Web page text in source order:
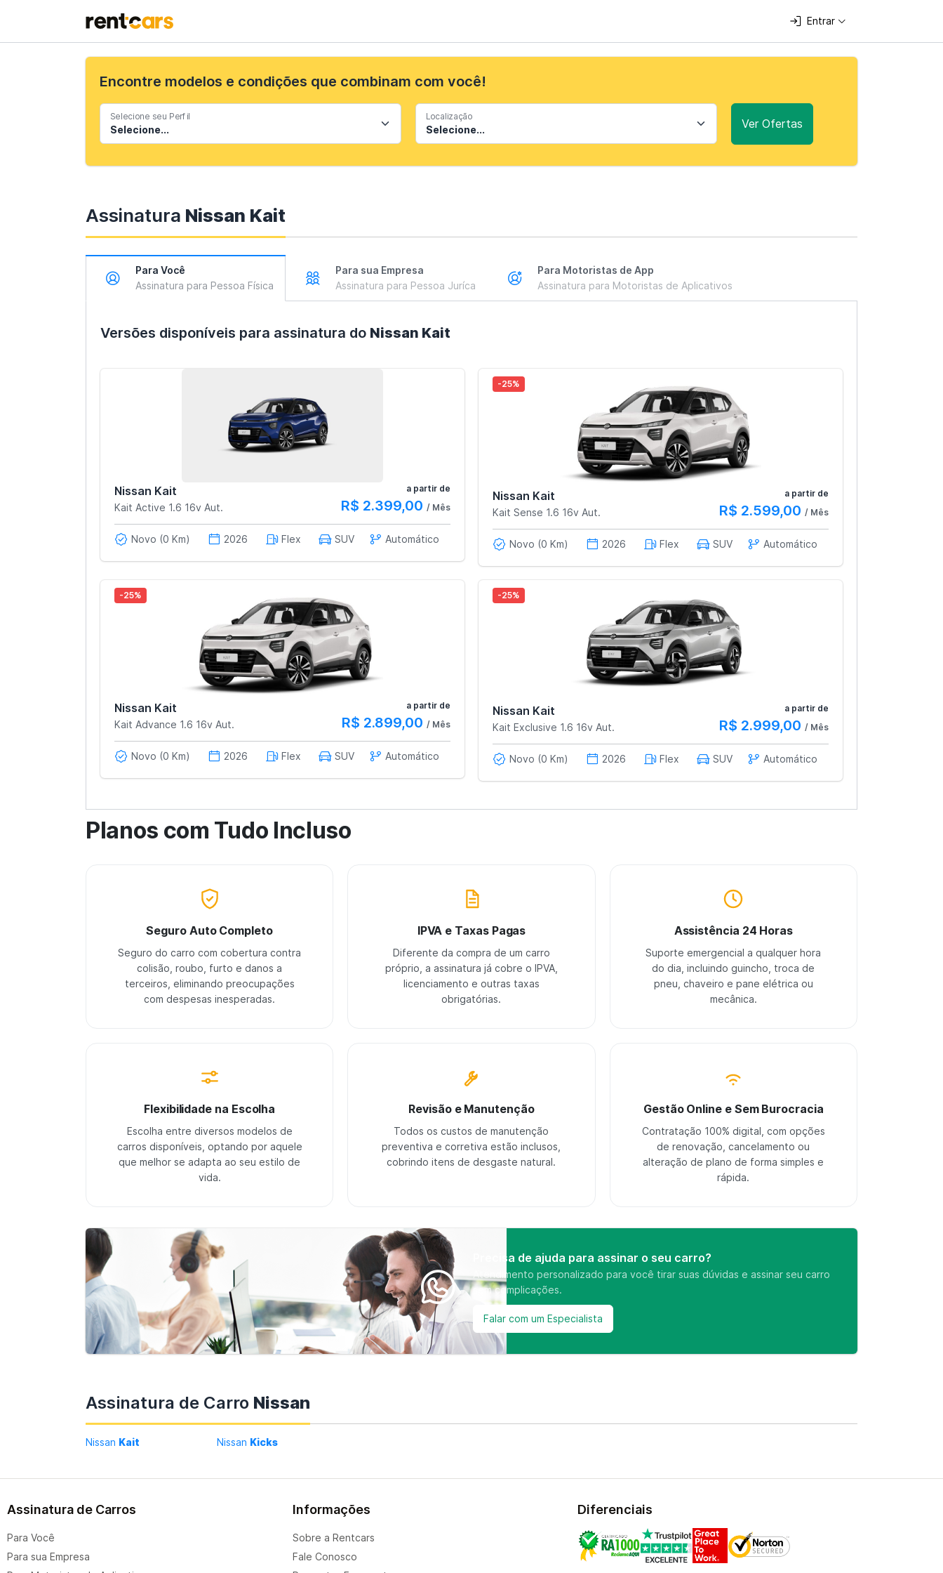
Entrar
Encontre modelos e condições que combinam com você!
Selecione seu Perfil Localização
Ver Ofertas
Assinatura Nissan Kait
Para Você
Assinatura para Pessoa Física
Para sua Empresa
Assinatura para Pessoa Juríca
Para Motoristas de App
Assinatura para Motoristas de Aplicativos
Versões disponíveis para assinatura do Nissan Kait
Nissan Kait
Kait Active 1.6 16v Aut.
a partir de
R$ 2.399,00 / Mês
Novo (0 Km) 2026 Flex SUV Automático
-25%
Nissan Kait
Kait Sense 1.6 16v Aut.
a partir de
R$ 2.599,00 / Mês
Novo (0 Km) 2026 Flex SUV Automático
-25%
Nissan Kait
Kait Advance 1.6 16v Aut.
a partir de
R$ 2.899,00 / Mês
Novo (0 Km) 2026 Flex SUV Automático
-25%
Nissan Kait
Kait Exclusive 1.6 16v Aut.
a partir de
R$ 2.999,00 / Mês
Novo (0 Km) 2026 Flex SUV Automático
Planos com Tudo Incluso
Seguro Auto Completo
Seguro do carro com cobertura contra
colisão, roubo, furto e danos a
terceiros, eliminando preocupações
com despesas inesperadas.
IPVA e Taxas Pagas
Diferente da compra de um carro
próprio, a assinatura já cobre o IPVA,
licenciamento e outras taxas
obrigatórias.
Assistência 24 Horas
Suporte emergencial a qualquer hora
do dia, incluindo guincho, troca de
pneu, chaveiro e pane elétrica ou
mecânica.
Flexibilidade na Escolha
Escolha entre diversos modelos de
carros disponíveis, optando por aquele
que melhor se adapta ao seu estilo de
vida.
Revisão e Manutenção
Todos os custos de manutenção
preventiva e corretiva estão inclusos,
cobrindo itens de desgaste natural.
Gestão Online e Sem Burocracia
Contratação 100% digital, com opções
de renovação, cancelamento ou
alteração de plano de forma simples e
rápida.
Precisa de ajuda para assinar o seu carro?
Atendimento personalizado para você tirar suas dúvidas e assinar seu carro
sem complicações.
Falar com um Especialista
Assinatura de Carro Nissan
Nissan Kait Nissan Kicks
Assinatura de Carros
Para Você
Para sua Empresa
Informações
Sobre a Rentcars
Fale Conosco
Diferenciais